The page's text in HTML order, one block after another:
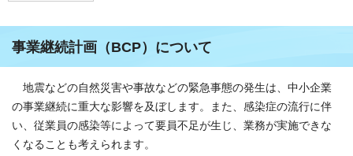
事業継続計画（BCP）について
地震などの自然災害や事故などの緊急事態の発生は、中小企業
の事業継続に重大な影響を及ぼします。また、感染症の流行に伴
い、従業員の感染等によって要員不足が生じ、業務が実施できな
くなることも考えられます。